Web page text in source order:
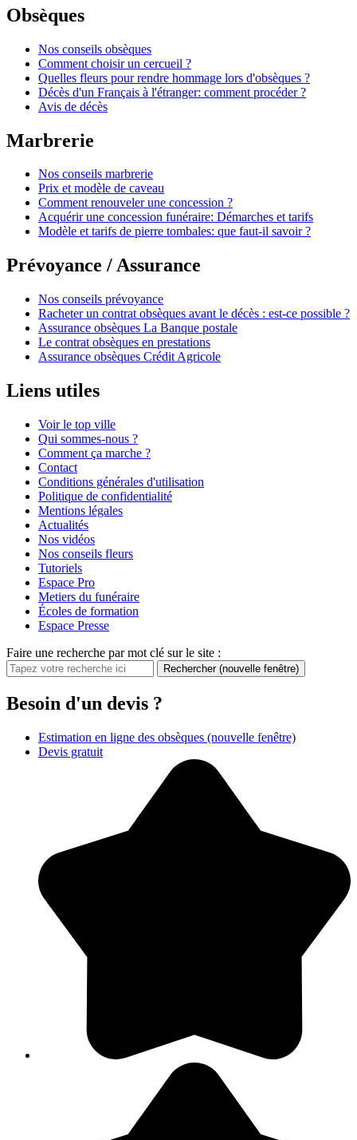
Obsèques
Nos conseils obsèques
Comment choisir un cercueil ?
Quelles fleurs pour rendre hommage lors d'obsèques ?
Décès d'un Français à l'étranger: comment procéder ?
Avis de décès
Marbrerie
Nos conseils marbrerie
Prix et modèle de caveau
Comment renouveler une concession ?
Acquérir une concession funéraire: Démarches et tarifs
Modèle et tarifs de pierre tombales: que faut-il savoir ?
Prévoyance / Assurance
Nos conseils prévoyance
Racheter un contrat obsèques avant le décès : est-ce possible ?
Assurance obsèques La Banque postale
Le contrat obsèques en prestations
Assurance obsèques Crédit Agricole
Liens utiles
Voir le top ville
Qui sommes-nous ?
Comment ça marche ?
Contact
Conditions générales d'utilisation
Politique de confidentialité
Mentions légales
Actualités
Nos vidéos
Nos conseils fleurs
Tutoriels
Espace Pro
Metiers du funéraire
Écoles de formation
Espace Presse
Faire une recherche par mot clé sur le site :
Rechercher (nouvelle fenêtre)
Besoin d'un devis ?
Estimation en ligne des obsèques (nouvelle fenêtre)
Devis gratuit